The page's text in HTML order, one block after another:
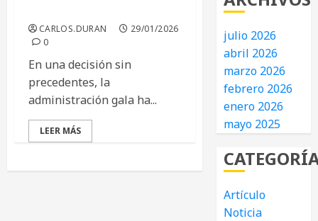
CARLOS.DURAN
29/01/2026
0
En una decisión sin
precedentes, la
administración gala ha...
LEER MÁS
julio 2026
abril 2026
marzo 2026
febrero 2026
enero 2026
mayo 2025
Artículo
Noticia